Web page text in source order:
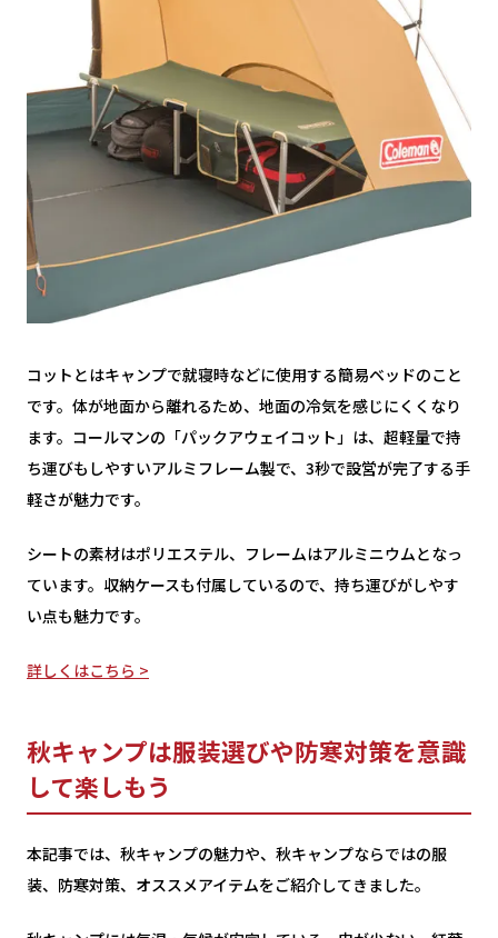
コットとはキャンプで就寝時などに使用する簡易ベッドのこと
です。体が地面から離れるため、地面の冷気を感じにくくなり
ます。コールマンの「パックアウェイコット」は、超軽量で持
ち運びもしやすいアルミフレーム製で、3秒で設営が完了する手
軽さが魅力です。
シートの素材はポリエステル、フレームはアルミニウムとなっ
ています。収納ケースも付属しているので、持ち運びがしやす
い点も魅力です。
詳しくはこちら >
秋キャンプは服装選びや防寒対策を意識
して楽しもう
本記事では、秋キャンプの魅力や、秋キャンプならではの服
装、防寒対策、オススメアイテムをご紹介してきました。